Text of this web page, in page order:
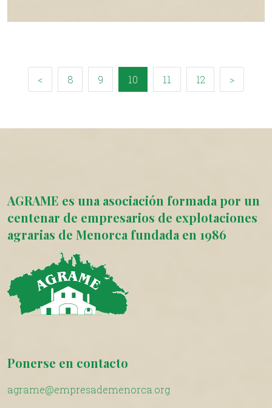
< 8 9 10 11 12 >
AGRAME es una asociación formada por un
centenar de empresarios de explotaciones
agrarias de Menorca fundada en 1986
Ponerse en contacto
agrame@empresademenorca.org